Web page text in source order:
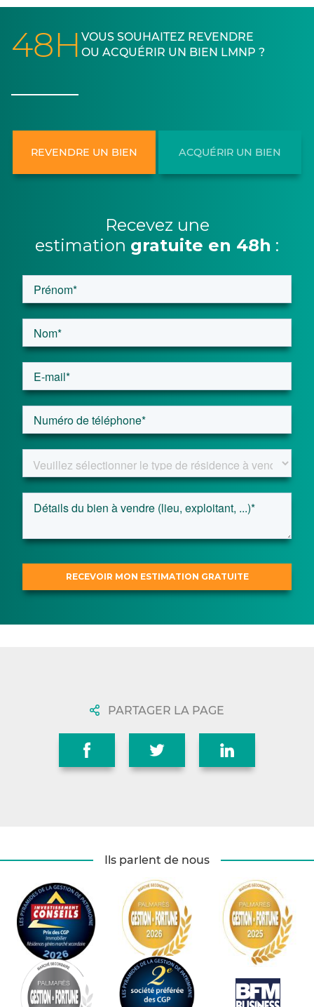
48H VOUS SOUHAITEZ REVENDRE
OU ACQUÉRIR UN BIEN LMNP ?
REVENDRE UN BIEN ACQUÉRIR UN BIEN
PARTAGER LA PAGE
Ils parlent de nous